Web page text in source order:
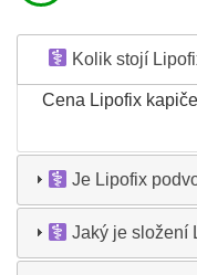
Kolik stojí
Cena Lipofix
Je Lipofix
Jaký je složení